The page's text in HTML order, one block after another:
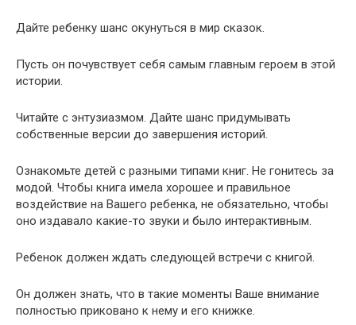
Дайте ребенку шанс окунуться в мир сказок.
Пусть он почувствует себя самым главным героем в этой
истории.
Читайте с энтузиазмом. Дайте шанс придумывать
собственные версии до завершения историй.
Ознакомьте детей с разными типами книг. Не гонитесь за
модой. Чтобы книга имела хорошее и правильное
воздействие на Вашего ребенка, не обязательно, чтобы
оно издавало какие-то звуки и было интерактивным.
Ребенок должен ждать следующей встречи с книгой.
Он должен знать, что в такие моменты Ваше внимание
полностью приковано к нему и его книжке.